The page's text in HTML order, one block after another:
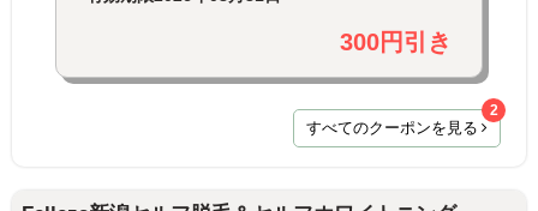
300円引き
すべてのクーポンを見る
2